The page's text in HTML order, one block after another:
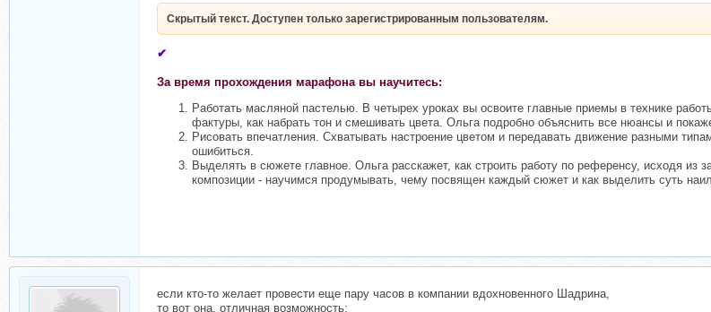
Скрытый текст. Доступен только зарегистрированным пользователям.
✔
За время прохождения марафона вы научитесь:
Работать масляной пастелью. В четырех уроках вы освоите главные приемы в технике
фактуры, как набрать тон и смешивать цвета. Ольга подробно объяснить все нюансы и
Рисовать впечатления. Схватывать настроение цветом и передавать движение разными
ошибиться.
Выделять в сюжете главное. Ольга расскажет, как строить работу по референсу, исходя из
композиции - научимся продумывать, чему посвящен каждый сюжет и как выделить суть
если кто-то желает провести еще пару часов в компании вдохновенного Шадрина,
то вот она, отличная возможность: